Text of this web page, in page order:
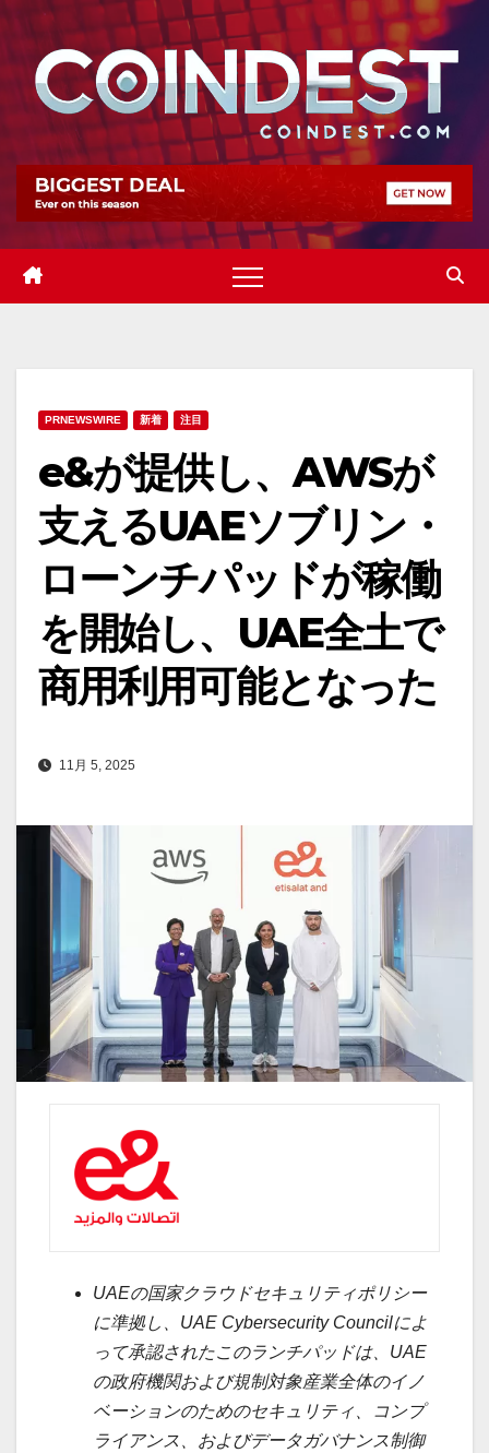
Skip
content
PRNEWSWIRE 新着 注目
e&が提供し、AWSが
支えるUAEソブリン・
ローンチパッドが稼働
を開始し、UAE全土で
商用利用可能となった
11月 5, 2025
UAEの国家クラウドセキュリティポリシー
に準拠し、UAE Cybersecurity Councilによ
って承認されたこのランチパッドは、UAE
の政府機関および規制対象産業全体のイノ
ベーションのためのセキュリティ、コンプ
ライアンス、およびデータガバナンス制御